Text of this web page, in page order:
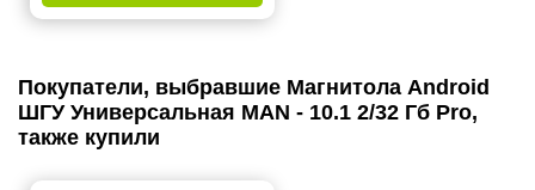
Покупатели, выбравшие Магнитола Android
ШГУ Универсальная MAN - 10.1 2/32 Гб Pro,
также купили